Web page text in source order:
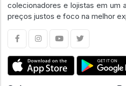
colecionadores e lojistas em um
preços justos e foco na melhor